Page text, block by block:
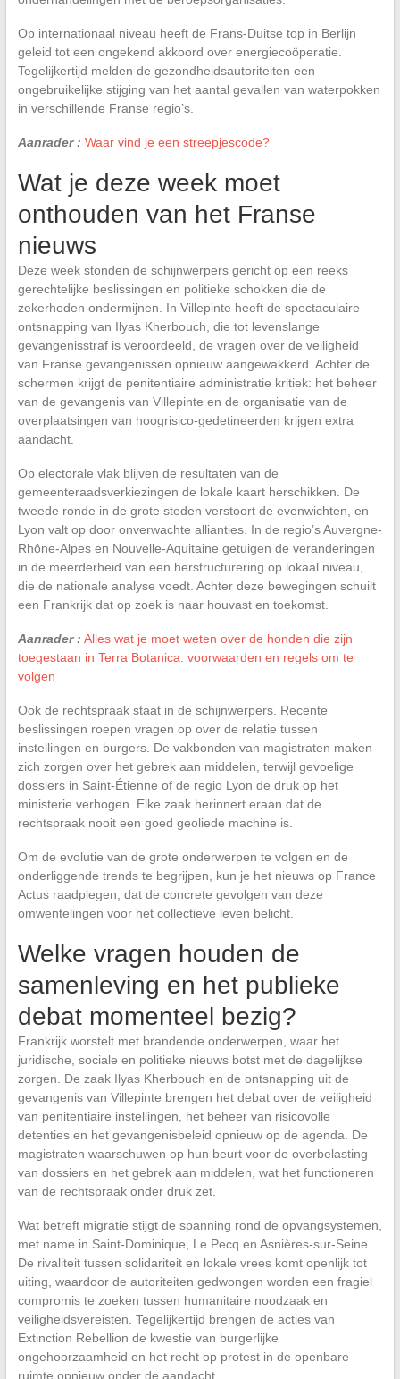
Op internationaal niveau heeft de Frans-Duitse top in Berlijn
geleid tot een ongekend akkoord over energiecoöperatie.
Tegelijkertijd melden de gezondheidsautoriteiten een
ongebruikelijke stijging van het aantal gevallen van waterpokken
in verschillende Franse regio’s.
Aanrader : Waar vind je een streepjescode?
Wat je deze week moet
onthouden van het Franse
nieuws
Deze week stonden de schijnwerpers gericht op een reeks
gerechtelijke beslissingen en politieke schokken die de
zekerheden ondermijnen. In Villepinte heeft de spectaculaire
ontsnapping van Ilyas Kherbouch, die tot levenslange
gevangenisstraf is veroordeeld, de vragen over de veiligheid
van Franse gevangenissen opnieuw aangewakkerd. Achter de
schermen krijgt de penitentiaire administratie kritiek: het beheer
van de gevangenis van Villepinte en de organisatie van de
overplaatsingen van hoogrisico-gedetineerden krijgen extra
aandacht.
Op electorale vlak blijven de resultaten van de
gemeenteraadsverkiezingen de lokale kaart herschikken. De
tweede ronde in de grote steden verstoort de evenwichten, en
Lyon valt op door onverwachte allianties. In de regio’s Auvergne-
Rhône-Alpes en Nouvelle-Aquitaine getuigen de veranderingen
in de meerderheid van een herstructurering op lokaal niveau,
die de nationale analyse voedt. Achter deze bewegingen schuilt
een Frankrijk dat op zoek is naar houvast en toekomst.
Aanrader : Alles wat je moet weten over de honden die zijn
toegestaan in Terra Botanica: voorwaarden en regels om te
volgen
Ook de rechtspraak staat in de schijnwerpers. Recente
beslissingen roepen vragen op over de relatie tussen
instellingen en burgers. De vakbonden van magistraten maken
zich zorgen over het gebrek aan middelen, terwijl gevoelige
dossiers in Saint-Étienne of de regio Lyon de druk op het
ministerie verhogen. Elke zaak herinnert eraan dat de
rechtspraak nooit een goed geoliede machine is.
Om de evolutie van de grote onderwerpen te volgen en de
onderliggende trends te begrijpen, kun je het nieuws op France
Actus raadplegen, dat de concrete gevolgen van deze
omwentelingen voor het collectieve leven belicht.
Welke vragen houden de
samenleving en het publieke
debat momenteel bezig?
Frankrijk worstelt met brandende onderwerpen, waar het
juridische, sociale en politieke nieuws botst met de dagelijkse
zorgen. De zaak Ilyas Kherbouch en de ontsnapping uit de
gevangenis van Villepinte brengen het debat over de veiligheid
van penitentiaire instellingen, het beheer van risicovolle
detenties en het gevangenisbeleid opnieuw op de agenda. De
magistraten waarschuwen op hun beurt voor de overbelasting
van dossiers en het gebrek aan middelen, wat het functioneren
van de rechtspraak onder druk zet.
Wat betreft migratie stijgt de spanning rond de opvangsystemen,
met name in Saint-Dominique, Le Pecq en Asnières-sur-Seine.
De rivaliteit tussen solidariteit en lokale vrees komt openlijk tot
uiting, waardoor de autoriteiten gedwongen worden een fragiel
compromis te zoeken tussen humanitaire noodzaak en
veiligheidsvereisten. Tegelijkertijd brengen de acties van
Extinction Rebellion de kwestie van burgerlijke
ongehoorzaamheid en het recht op protest in de openbare
ruimte opnieuw onder de aandacht.